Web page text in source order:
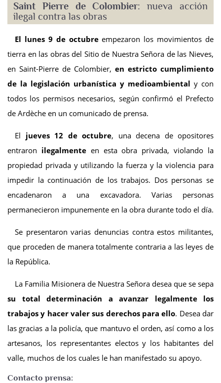
Saint Pierre de Colombier: nueva acción
ilegal contra las obras
El lunes 9 de octubreempezaron los movimientos de
tierra en las obras del Sitio de Nuestra Señora de las Nieves,
en Saint-Pierre de Colombier, en estricto cumplimiento
de la legislación urbanística y medioambiental y con
todos los permisos necesarios, según confirmó el Prefecto
de Ardèche en un comunicado de prensa.
El jueves 12 de octubre, una decena de opositores
entraron ilegalmenteen esta obra privada, violando la
propiedad privada y utilizando la fuerza y la violencia para
impedir la continuación de los trabajos. Dos personas se
encadenaron a una excavadora. Varias personas
permanecieron impunemente en la obra durante todo el día.
Se presentaron varias denuncias contra estos militantes,
que proceden de manera totalmente contraria a las leyes de
la República.
La Familia Misionera de Nuestra Señora desea que se sepa
su total determinación a avanzar legalmente los
trabajos y hacer valer sus derechos para ello. Desea dar
las gracias a la policía, que mantuvo el orden, así como a los
artesanos, los representantes electos y los habitantes del
valle, muchos de los cuales le han manifestado su apoyo.
Contacto prensa: